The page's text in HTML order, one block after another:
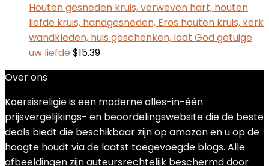
Houten gesneden kruis, verweven hart, houten
liefde kruis, handgesneden, Eros houten kruis, kerk
wandkleden, huis geschenken, laat God getuige
uw liefde$15.39
Over ons
Koersisreligie is een moderne alles-in-één
prijsvergelijkings- en beoordelingswebsite die de beste
deals biedt die beschikbaar zijn op amazon en u op de
hoogte houdt via de laatst toegevoegde blogs. Alle
afbeeldingen zijn auteursrechtelijk beschermd door